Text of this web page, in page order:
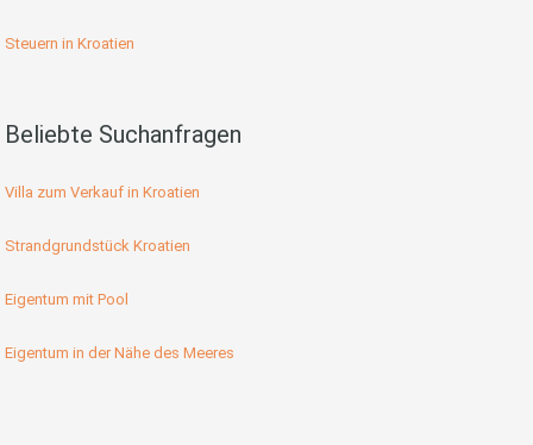
Steuern in Kroatien
Beliebte Suchanfragen
Villa zum Verkauf in Kroatien
Strandgrundstück Kroatien
Eigentum mit Pool
Eigentum in der Nähe des Meeres